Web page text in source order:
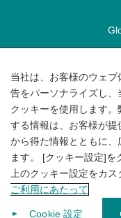
ソー
当社は、お客様のウェ
告をパーソナライズし
クッキーを使用します
する情報は、お客様が
から得た情報とともに
ます。 [クッキー設定]を
上のクッキー設定をカ
ご利用にあたって
Cookie 設定